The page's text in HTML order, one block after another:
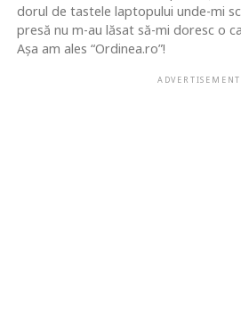
dorul de tastele laptopului unde-mi
presă nu m-au lăsat să-mi doresc o
Așa am ales “Ordinea.ro”!
ADVERTISEMENT